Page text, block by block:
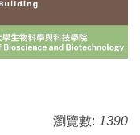
瀏覽數: 1390